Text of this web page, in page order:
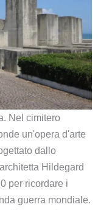
Nel cimitero
un'opera d'arte
dallo
Hildegard
per ricordare i
guerra mondiale.